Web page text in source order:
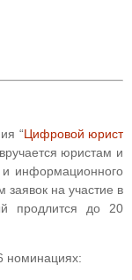
“Цифровой юрист
юристам и
и информационного
на участие в
продлится до 20
номинациях: